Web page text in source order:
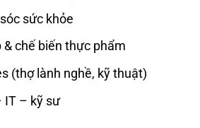
sức khỏe
& chế biến thực phẩm
(thợ lành nghề, kỹ thuật)
IT – kỹ sư